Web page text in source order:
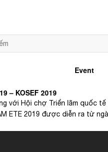
Event
– KOSEF 2019
với Hội chợ Triển lãm quốc
ETE 2019 được diễn ra từ